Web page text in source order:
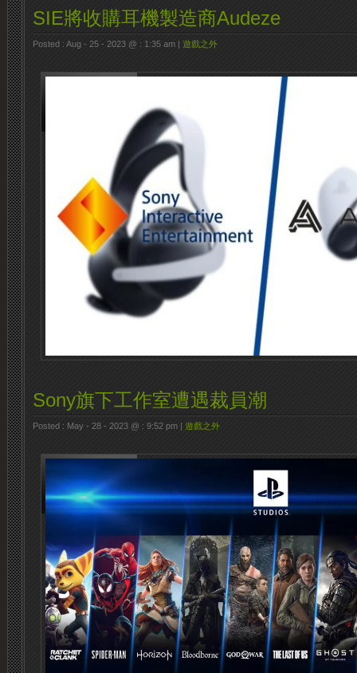
SIE將收購耳機製造商Audeze
Posted : Aug - 25 - 2023 @ : 1:35 am | 遊戲之外
Sony旗下工作室遭遇裁員潮
Posted : May - 28 - 2023 @ : 9:52 pm | 遊戲之外